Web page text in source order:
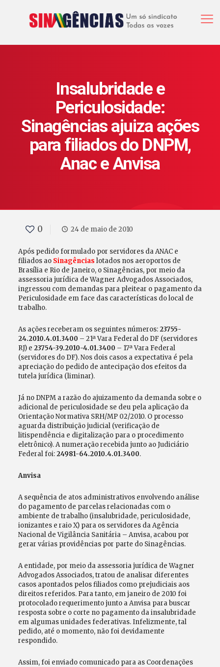
Insalubridade e
Periculosidade:
Sinagências ajuiza ações
para filiados do DNPM,
Anac e Anvisa
0 24 de maio de 2010
Após pedido formulado por servidores da ANAC e
filiados ao Sinagências lotados nos aeroportos de
Brasília e Rio de Janeiro, o Sinagências, por meio da
assessoria jurídica de Wagner Advogados Associados,
ingressou com demandas para pleitear o pagamento da
Periculosidade em face das características do local de
trabalho.
As ações receberam os seguintes números:23755-
24.2010.4.01.3400 – 21ª Vara Federal do DF (servidores
RJ) e 23754-39.2010-4.01.3400 – 17ª Vara Federal
(servidores do DF). Nos dois casos a expectativa é pela
apreciação do pedido de antecipação dos efeitos da
tutela jurídica (liminar).
Já no DNPM a razão do ajuizamento da demanda sobre o
adicional de periculosidade se deu pela aplicação da
Orientação Normativa SRH/MP 02/2010. O processo
aguarda distribuição judicial (verificação de
litispendência e digitalização para o procedimento
eletrônico). A numeração recebida junto ao Judiciário
Federal foi:24981-64.2010.4.01.3400.
Anvisa
A sequência de atos administrativos envolvendo análise
do pagamento de parcelas relacionadas com o
ambiente de trabalho (insalubridade, periculosidade,
ionizantes e raio X) para os servidores da Agência
Nacional de Vigilância Sanitária – Anvisa, acabou por
gerar várias providências por parte do Sinagências.
A entidade, por meio da assessoria jurídica de Wagner
Advogados Associados, tratou de analisar diferentes
casos apontados pelos filiados como prejudiciais aos
direitos referidos. Para tanto, em janeiro de 2010 foi
protocolado requerimento junto a Anvisa para buscar
resposta sobre o corte no pagamento da insalubridade
em algumas unidades federativas. Infelizmente, tal
pedido, até o momento, não foi devidamente
respondido.
Assim, foi enviado comunicado para as Coordenações